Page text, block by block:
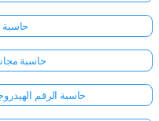
حاسبة
حاسبة
حاسبة الرقم